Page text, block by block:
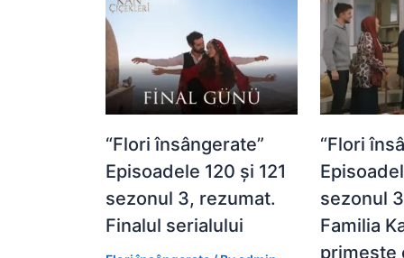
“Flori însângerate”
Episoadele 120 și 121
sezonul 3, rezumat.
Finalul serialului
“Flori
sezonul
Familia
primește